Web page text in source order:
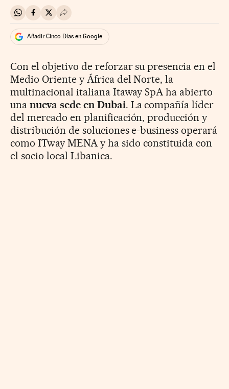
Compartir en Whatsapp
Compartir en Facebook
Compartir en Twitter
Desplegar Redes Sociales
Añadir Cinco Días en Google
Con el objetivo de reforzar su presencia en el
Medio Oriente y África del Norte, la
multinacional italiana Itaway SpA ha abierto
una nueva sede en Dubai. La compañía líder
del mercado en planificación, producción y
distribución de soluciones e-business operará
como ITway MENA y ha sido constituida con
el socio local Libanica.